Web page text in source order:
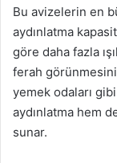
Bu avizelerin en
aydınlatma
göre daha fazla
ferah
yemek odaları
aydınlatma hem
sunar.